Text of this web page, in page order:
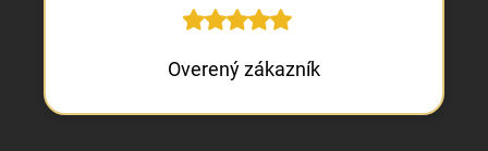
Overený zákazník